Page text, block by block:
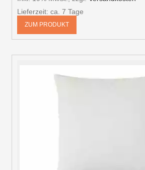
Lieferzeit: ca. 7 Tage
ZUM PRODUKT